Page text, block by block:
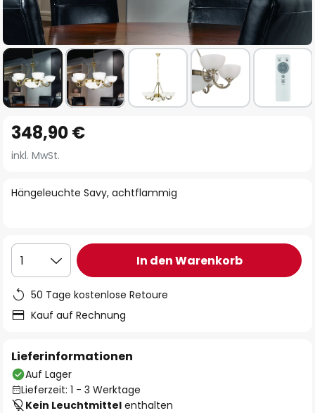
Anfang
der
springen
Hängeleuchte Savy, achtflammig
348,90 €
inkl. MwSt.
1 In den Warenkorb
50 Tage kostenlose Retoure
Kauf auf Rechnung
Lieferinformationen
Auf Lager
Lieferzeit: 1 - 3 Werktage
Kein Leuchtmittel enthalten